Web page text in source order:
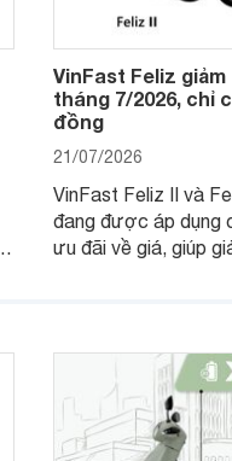
VinFast Feliz giảm
tháng 7/2026, chỉ
đồng
21/07/2026
VinFast Feliz II và
đang được áp dụng
ưu đãi về giá, giúp
này tiếp tục là
điện đáng chú ý
thông.